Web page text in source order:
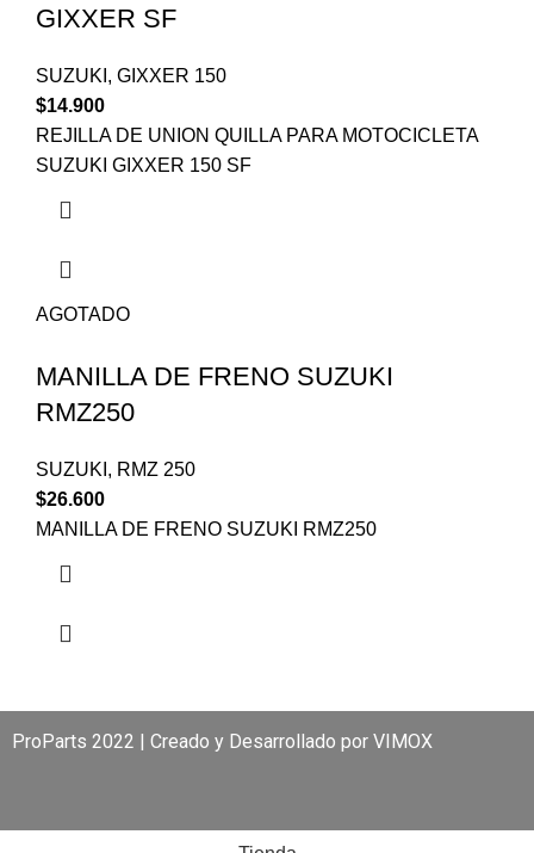
GIXXER SF
SUZUKI , GIXXER 150
$14.900
REJILLA DE UNION QUILLA PARA MOTOCICLETA
SUZUKI GIXXER 150 SF
AGOTADO
MANILLA DE FRENO SUZUKI
RMZ250
SUZUKI , RMZ 250
$26.600
MANILLA DE FRENO SUZUKI RMZ250
ProParts 2022 | Creado y Desarrollado por VIMOX